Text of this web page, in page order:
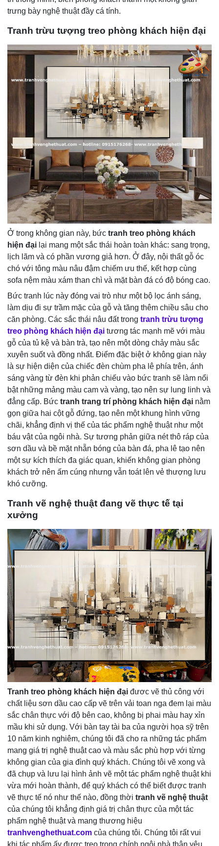
trưng bày nghệ thuật đầy cá tính.
Tranh trừu tượng treo phòng khách hiện đại
Ở trong không gian này, bức tranh treo phòng khách
hiện đại lại mang một sắc thái hoàn toàn khác: sang trọng,
lịch lãm và có phần vương giả hơn. Ở đây, nội thất gỗ óc
chó với tông màu nâu đậm chiếm ưu thế, kết hợp cùng
sofa nệm màu xám than chì và mặt bàn đá có độ bóng cao.
Bức tranh lúc này đóng vai trò như một bộ lọc ánh sáng,
làm dịu đi sự trầm mặc của gỗ và tăng thêm chiều sâu cho
căn phòng. Các sắc thái nâu đất trong tranh trừu tượng
treo phòng khách hiện đại tương tác mạnh mẽ với màu
gỗ của tủ kệ và bàn trà, tạo nên một dòng chảy màu sắc
xuyên suốt và đồng nhất. Điểm đặc biệt ở không gian này
là sự hiện diện của chiếc đèn chùm pha lê phía trên, ánh
sáng vàng từ đèn khi phản chiếu vào bức tranh sẽ làm nổi
bật những mảng màu cam và vàng, tạo nên sự lung linh và
đẳng cấp. Bức tranh trang trí phòng khách hiện đại nằm
gọn giữa hai cột gỗ đứng, tạo nên một khung hình vững
chãi, khẳng định vị thế của tác phẩm nghệ thuật như một
báu vật của ngôi nhà. Sự tương phản giữa nét thô ráp của
sơn dầu và bề mặt nhẵn bóng của bàn đá, pha lê tạo nên
một sự kích thích đa giác quan, khiến không gian phòng
khách trở nên ấm cúng nhưng vẫn toát lên vẻ thượng lưu
khó cưỡng.
Tranh vẽ nghệ thuật đang vẽ thực tế tại
xưởng
Tranh treo phòng khách hiện đại đươc vẽ thủ công với
chất liệu sơn dầu cao cấp vẽ trên vải toan nga đem lại màu
sắc chân thực với độ bên cao, không bị phai màu hay xỉn
mầu khi sử dụng. Với bàn tay tài ba của người họa sỹ trên
10 năm kinh nghiêm, chúng tôi đã cho ra những tác phẩm
mang giá trị nghệ thuật cao và màu sắc phù hợp với từng
không gian của gia đình quý khách. Chúng tôi vẽ xong và
đã chụp và lưu lại hình ảnh vẽ một tác phẩm nghệ thuật khi
vừa mới hoàn thành, để quý khách có thể biết được tranh
vẽ thực tế nó như thế nào, đồng thời tranh vẽ nghệ thuật
của chúng tôi khẳng định giá trị chân thực của một tác
phẩm nghệ thuật và mang thương hiệu
tranhvenghethuat.com của chúng tôi. Chúng tôi rất vui
khi tác phẩm ấy được treo trong chính ngôi nhà thân yêu